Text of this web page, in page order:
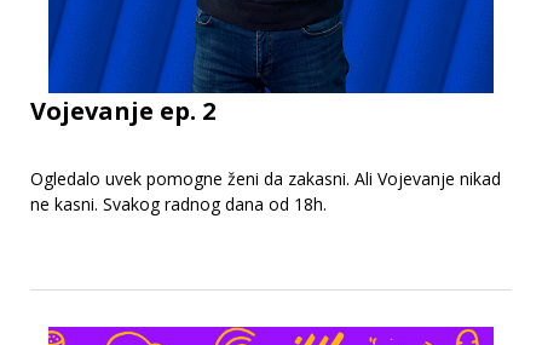
Vojevanje ep. 2
Ogledalo uvek pomogne ženi da zakasni. Ali Vojevanje nikad
ne kasni. Svakog radnog dana od 18h.